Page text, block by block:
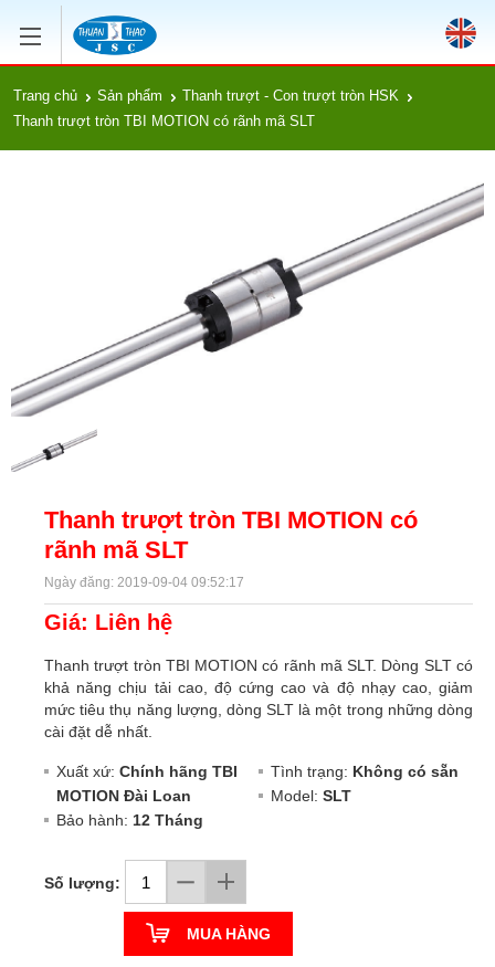
Trang chủ Sản phẩm
Thanh trượt - Con trượt tròn HSK
Thanh trượt tròn TBI MOTION có rãnh mã SLT
Thanh trượt tròn TBI MOTION có
rãnh mã SLT
Ngày đăng: 2019-09-04 09:52:17
Giá: Liên hệ
Thanh trượt tròn TBI MOTION có rãnh mã SLT. Dòng SLT có
khả năng chịu tải cao, độ cứng cao và độ nhạy cao, giảm
mức tiêu thụ năng lượng, dòng SLT là một trong những dòng
cài đặt dễ nhất.
Xuất xứ: Chính hãng TBI
MOTION Đài Loan
Tình trạng: Không có sẵn
Model: SLT
Bảo hành: 12 Tháng
Số lượng:
MUA HÀNG